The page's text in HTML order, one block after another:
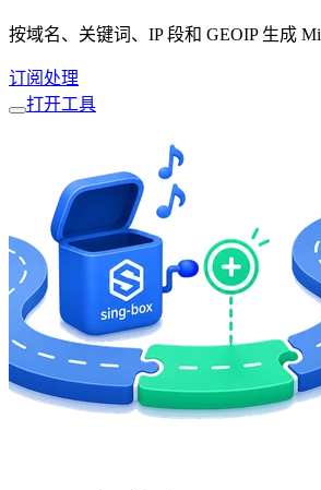
按域名、关键词、IP 段和 GEOIP 生成
订阅处理
打开工具